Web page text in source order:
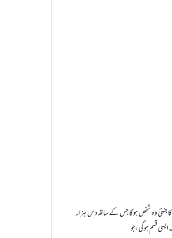
جنتی وہ شخص ہوگا جس کے ساتھ دس ہزار
قسم ہوگی ،جو